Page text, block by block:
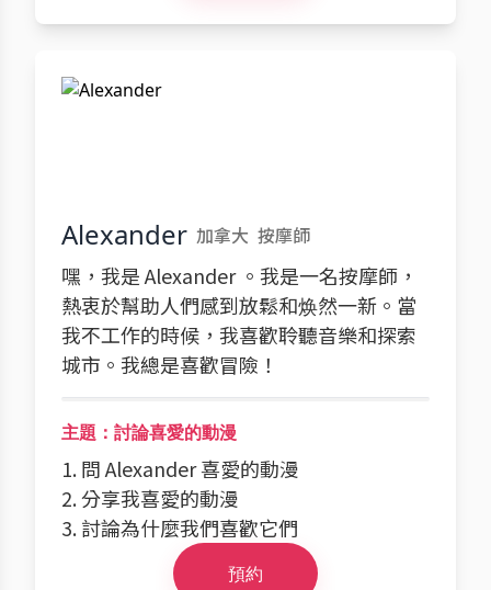
Alexander 加拿大 按摩師
嘿，我是 Alexander 。我是一名按摩師，
熱衷於幫助人們感到放鬆和焕然一新。當
我不工作的時候，我喜歡聆聽音樂和探索
城市。我總是喜歡冒險！
主題：討論喜愛的動漫
1. 問 Alexander 喜愛的動漫
2. 分享我喜愛的動漫
3. 討論為什麼我們喜歡它們
預約